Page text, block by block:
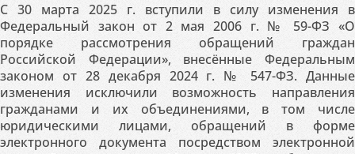
С 30 марта 2025 г. вступили в силу изменения в
Федеральный закон от 2 мая 2006 г. № 59-ФЗ «О
порядке рассмотрения обращений граждан
Российской Федерации», внесённые Федеральным
законом от 28 декабря 2024 г. № 547-ФЗ. Данные
изменения исключили возможность направления
гражданами и их объединениями, в том числе
юридическими лицами, обращений в форме
электронного документа посредством электронной